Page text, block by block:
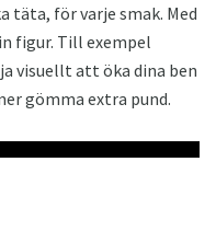
täta, för varje smak. Med
figur. Till exempel
visuellt att öka dina ben
gömma extra pund.